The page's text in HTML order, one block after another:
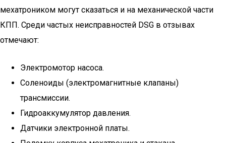
мехатроником могут сказаться и на механической части
КПП. Среди частых неисправностей DSG в отзывах
отмечают:
Электромотор насоса.
Соленоиды (электромагнитные клапаны)
трансмиссии.
Гидроаккумулятор давления.
Датчики электронной платы.